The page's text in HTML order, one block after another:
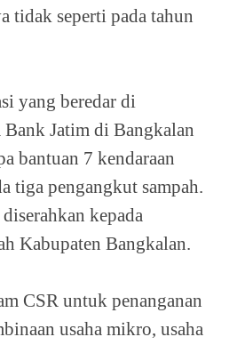
tidak seperti pada tahun
yang beredar di
Bank Jatim di Bangkalan
bantuan 7 kendaraan
tiga pengangkut sampah.
kepada
Kabupaten Bangkalan.
CSR untuk penanganan
usaha mikro, usaha